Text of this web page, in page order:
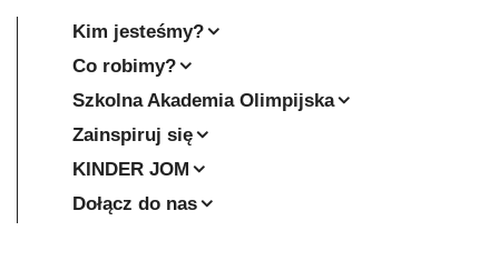
Kim jesteśmy?
Co robimy?
Szkolna Akademia Olimpijska
Zainspiruj się
KINDER JOM
Dołącz do nas